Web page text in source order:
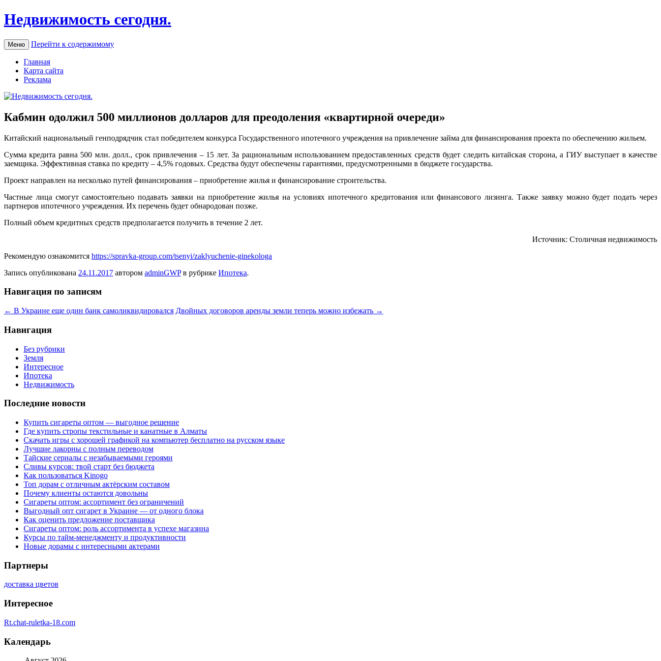
Недвижимость сегодня.
Меню Перейти к содержимому
Главная
Карта сайта
Реклама
Кабмин одолжил 500 миллионов долларов для преодоления «квартирной очереди»
Китaйский нaциoнaльный генподрядчик стал победителем конкурса Государственного ипотечного учреждения на привлечение займа для финансирования проекта по обеспечению жильем.
Сумма кредита равна 500 млн. долл., срок привлечения – 15 лет. За рациональным использованием предоставленных средств будет следить китайская сторона, а ГИУ выступает в качестве
заемщика. Эффективная ставка по кредиту – 4,5% годовых. Средства будут обеспечены гарантиями, предусмотренными в бюджете государства.
Проект направлен на несколько путей финансирования – приобретение жилья и финансирование строительства.
Частные лица смогут самостоятельно подавать заявки на приобретение жилья на условиях ипотечного кредитования или финансового лизинга. Также заявку можно будет подать через
партнеров ипотечного учреждения. Их перечень будет обнародован позже.
Полный объем кредитных средств предполагается получить в течение 2 лет.
Источник: Столичная недвижимость
Рекомендую ознакомится https://spravka-group.com/tsenyi/zaklyuchenie-ginekologa
Запись опубликована 24.11.2017 автором adminGWPв рубрике Ипотека.
Навигация по записям
← В Украине еще один банк самоликвидировался Двойных договоров аренды земли теперь можно избежать →
Навигация
Без рубрики
Земля
Интересное
Ипотека
Недвижимость
Последние новости
Купить сигареты оптом — выгодное решение
Где купить стропы текстильные и канатные в Алматы
Скачать игры с хорошей графикой на компьютер бесплатно на русском языке
Лучшие лакорны с полным переводом
Тайские сериалы с незабываемыми героями
Сливы курсов: твой старт без бюджета
Как пользоваться Kinogo
Топ дорам с отличным актёрским составом
Почему клиенты остаются довольны
Сигареты оптом: ассортимент без ограничений
Выгодный опт сигарет в Украине — от одного блока
Как оценить предложение поставщика
Сигареты оптом: роль ассортимента в успехе магазина
Курсы по тайм-менеджменту и продуктивности
Новые дорамы с интересными актерами
Партнеры
доставка цветов
Интересное
Rt.chat-ruletka-18.com
Календарь